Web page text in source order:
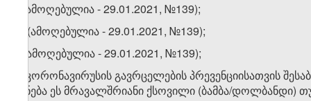
ბ) (ამოღებულია - 29.01.2021, №139);
) (ამოღებულია - 29.01.2021, №139);
გ) (ამოღებულია - 29.01.2021, №139);
დ) კორონავირუსის გავრცელების პრევენციისათვის
(იქნება ეს მრავალშრიანი ქსოვილი (ბამბა/დოლბანდი)